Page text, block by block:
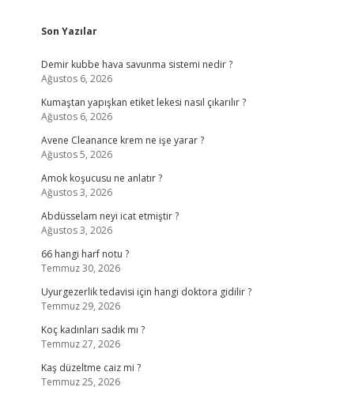
Sidebar
Son Yazılar
Demir kubbe hava savunma sistemi nedir ?
Ağustos 6, 2026
Kumaştan yapışkan etiket lekesi nasıl çıkarılır ?
Ağustos 6, 2026
Avene Cleanance krem ne işe yarar ?
Ağustos 5, 2026
Amok koşucusu ne anlatır ?
Ağustos 3, 2026
Abdüsselam neyi icat etmiştir ?
Ağustos 3, 2026
66 hangi harf notu ?
Temmuz 30, 2026
Uyurgezerlik tedavisi için hangi doktora gidilir ?
Temmuz 29, 2026
Koç kadınları sadık mı ?
Temmuz 27, 2026
Kaş düzeltme caiz mi ?
Temmuz 25, 2026